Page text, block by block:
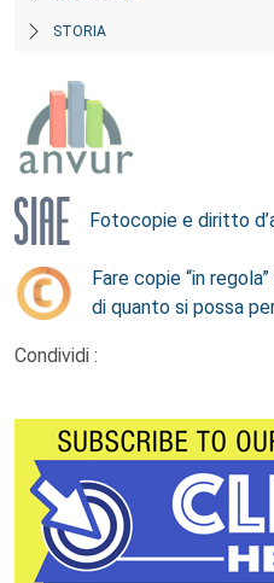
STORIA
Fotocopie e diritto
Fare copie “in
di quanto si possa
Condividi :